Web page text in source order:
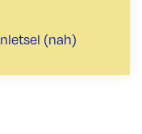
(nah)